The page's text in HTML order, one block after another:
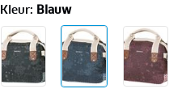
Kleur: Blauw